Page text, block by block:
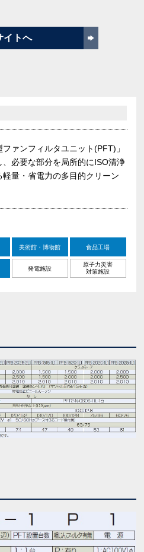
イトへ
ァンフィルタユニット(PFT)」
必要な部分を局所的にISO清浄
量・省電力の多目的クリーン
美術館・博物館 食品工場
発電施設
原子力災害
対策施設